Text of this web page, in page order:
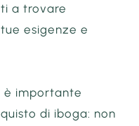
a trovare
esigenze e
è importante
di iboga: non